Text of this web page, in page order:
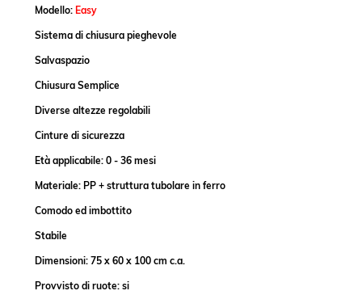
Modello: Easy
Sistema di chiusura pieghevole
Salvaspazio
Chiusura Semplice
Diverse altezze regolabili
Cinture di sicurezza
Età applicabile: 0 - 36 mesi
Materiale: PP + struttura tubolare in ferro
Comodo ed imbottito
Stabile
Dimensioni: 75 x 60 x 100 cm c.a.
Provvisto di ruote: si